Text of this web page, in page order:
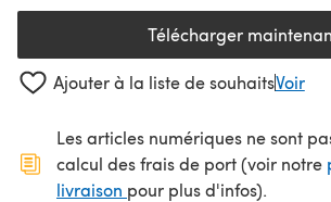
Télécharger(s'ouvre
Ajouter à la liste de souhaitsVoir
Les articles numériques ne sont
calcul des frais de port (voir notre
livraison (s'ouvre dans un nouvel
pour plus d'infos).